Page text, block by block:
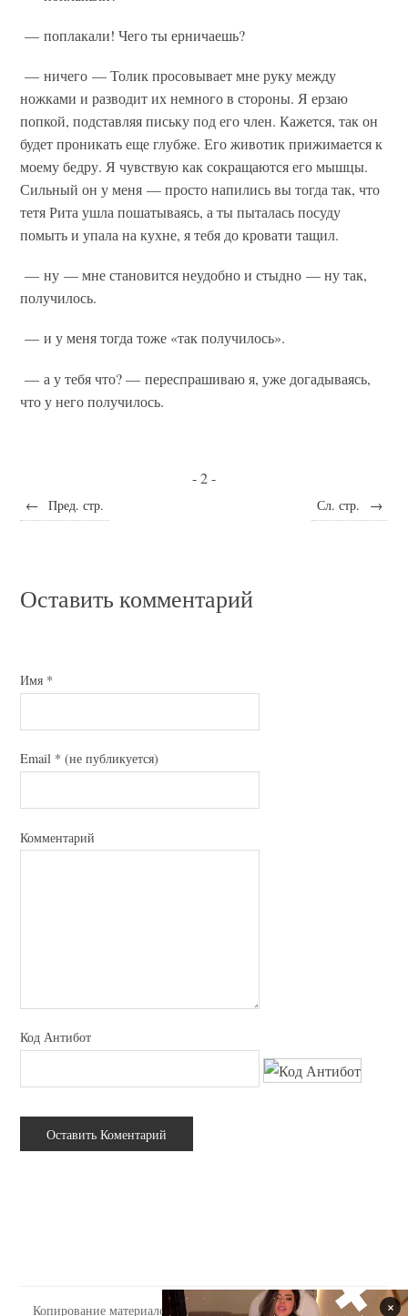
— поплакали! Чего ты ерничаешь?
— ничего — Толик просовывает мне руку между
ножками и разводит их немного в стороны. Я ерзаю
попкой, подставляя письку под его член. Кажется, так он
будет проникать еще глубже. Его животик прижимается к
моему бедру. Я чувствую как сокращаются его мышцы.
Сильный он у меня — просто напились вы тогда так, что
тетя Рита ушла пошатываясь, а ты пыталась посуду
помыть и упала на кухне, я тебя до кровати тащил.
— ну — мне становится неудобно и стыдно — ну так,
получилось.
— и у меня тогда тоже «так получилось».
— а у тебя что? — переспрашиваю я, уже догадываясь,
что у него получилось.
- 2 -
← Пред. стр. Сл. стр. →
Оставить комментарий
Имя *
Email * (не публикуется)
Комментарий
Код Антибот
Копирование материалов сайта tabooo.ru допускается только с